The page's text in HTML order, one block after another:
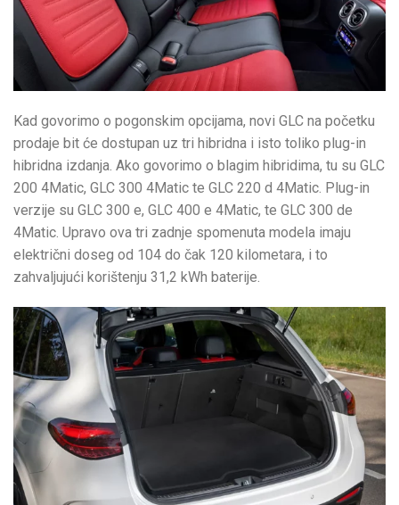
Kad govorimo o pogonskim opcijama, novi GLC na početku
prodaje bit će dostupan uz tri hibridna i isto toliko plug-in
hibridna izdanja. Ako govorimo o blagim hibridima, tu su GLC
200 4Matic, GLC 300 4Matic te GLC 220 d 4Matic. Plug-in
verzije su GLC 300 e, GLC 400 e 4Matic, te GLC 300 de
4Matic. Upravo ova tri zadnje spomenuta modela imaju
električni doseg od 104 do čak 120 kilometara, i to
zahvaljujući korištenju 31,2 kWh baterije.